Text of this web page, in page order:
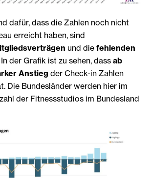
dafür, dass die Zahlen noch nicht
erreicht haben, sind
und die fehlenden
In der Grafik ist zu sehen, dassab
Anstieg der Check-in Zahlen
Die Bundesländer werden hier im
der Fitnessstudios im Bundesland